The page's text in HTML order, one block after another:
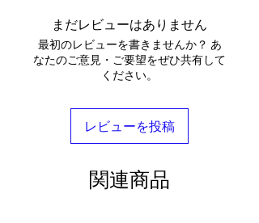
まだレビューはありません
最初のレビューを書きませんか？ あ
なたのご意見・ご要望をぜひ共有して
ください。
レビューを投稿
関連商品